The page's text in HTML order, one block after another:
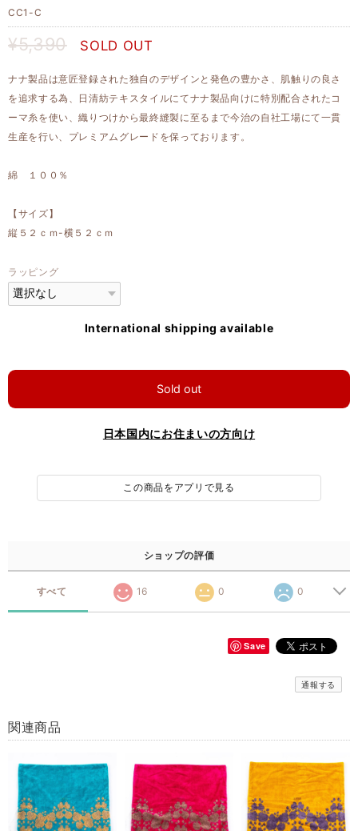
CC1-C
¥5,390 SOLD OUT
ナナ製品は意匠登録された独自のデザインと発色の豊かさ、肌触りの良さ
を追求する為、日清紡テキスタイルにてナナ製品向けに特別配合されたコ
ーマ糸を使い、織りつけから最終縫製に至るまで今治の自社工場にて一貫
生産を行い、プレミアムグレードを保っております。
綿 １００％
【サイズ】
縦５２ｃｍ-横５２ｃｍ
ラッピング
International shipping available
Sold out
日本国内にお住まいの方向け
この商品をアプリで見る
ショップの評価
すべて 16 0 0
Save
通報する
関連商品